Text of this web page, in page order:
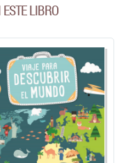
LIBRO